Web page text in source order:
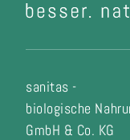
sanitas -
biologische
GmbH & Co. KG